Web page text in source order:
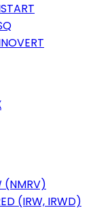
(NMRV)
(IRW, IRWD)